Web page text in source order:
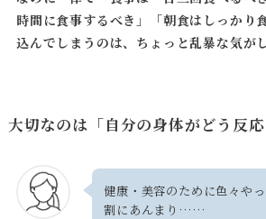
時間に食事するべき」「朝食はしっかり
込んでしまうのは、ちょっと乱暴な気が
大切なのは「自分の身体がどう反応
健康・美容のために色々や
割にあんまり……